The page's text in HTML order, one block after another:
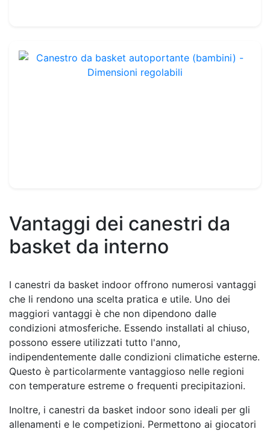
Vantaggi dei canestri da
basket da interno
I canestri da basket indoor offrono numerosi vantaggi
che li rendono una scelta pratica e utile. Uno dei
maggiori vantaggi è che non dipendono dalle
condizioni atmosferiche. Essendo installati al chiuso,
possono essere utilizzati tutto l'anno,
indipendentemente dalle condizioni climatiche esterne.
Questo è particolarmente vantaggioso nelle regioni
con temperature estreme o frequenti precipitazioni.
Inoltre, i canestri da basket indoor sono ideali per gli
allenamenti e le competizioni. Permettono ai giocatori